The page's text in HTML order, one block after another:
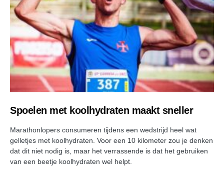
Spoelen met koolhydraten maakt sneller
Marathonlopers consumeren tijdens een wedstrijd heel wat
gelletjes met koolhydraten. Voor een 10 kilometer zou je denken
dat dit niet nodig is, maar het verrassende is dat het gebruiken
van een beetje koolhydraten wel helpt.